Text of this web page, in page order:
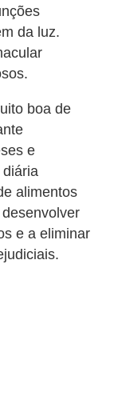
da luz.
boa de
e
alimentos
e a eliminar